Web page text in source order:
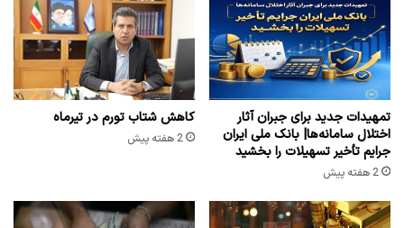
تمهیدات جدید برای جبران آثار
اختلال سامانه‌ها| بانک ملی ایران
جرایم تأخیر تسهیلات را بخشید
2 هفته پیش
کاهش شتاب تورم در تیرماه
2 هفته پیش